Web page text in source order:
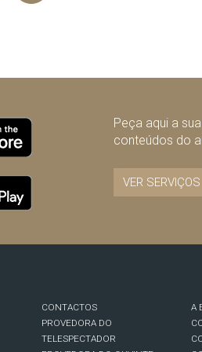
Peça aqui a
conteúdos do
VER SERVIÇOS
CONTACTOS
PROVEDORA DO
TELESPECTADOR
A